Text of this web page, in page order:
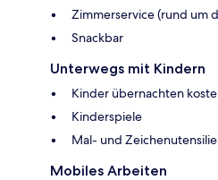
Zimmerservice (rund um
Snackbar
Unterwegs mit Kindern
Kinder übernachten
Kinderspiele
Mal- und
Mobiles Arbeiten